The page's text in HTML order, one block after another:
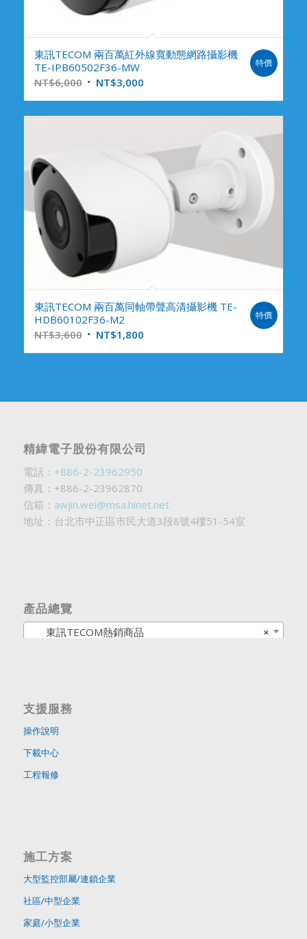
東訊TECOM 兩百萬紅外線寬動態網路攝影機
TE-IPB60502F36-MW
NT$6,000 NT$3,000
特價
東訊TECOM 兩百萬同軸帶聲高清攝影機 TE-
HDB60102F36-M2
NT$3,600 NT$1,800
特價
精緯電子股份有限公司
電話： +886-2-23962950
傳真：+886-2-23962870
信箱： awjin.wei@msa.hinet.net
地址：台北市中正區市民大道3段8號4樓51-54室
產品總覽
×
東訊TECOM熱銷商品
支援服務
操作說明
下載中心
工程報修
施工方案
大型監控部屬/連鎖企業
社區/中型企業
家庭/小型企業